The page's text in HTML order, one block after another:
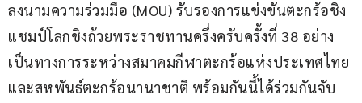
ลงนามความร่วมมือ (MOU) รับรองการแข่งขันตะกร้อชิง
แชมป์โลกชิงถ้วยพระราชทานครึ่งครับครั้งที่ 38 อย่าง
เป็นทางการระหว่างสมาคมกีฬาตะกร้อแห่งประเทศไทย
และสหพันธ์ตะกร้อนานาชาติ พร้อมกันนี้ได้ร่วมกันจับ